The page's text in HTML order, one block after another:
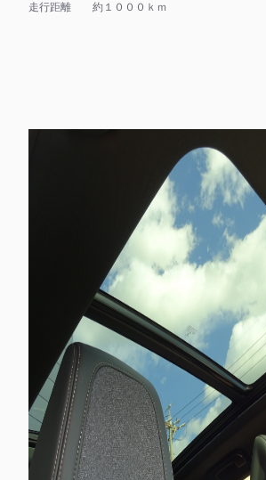
走行距離 約１０００ｋｍ